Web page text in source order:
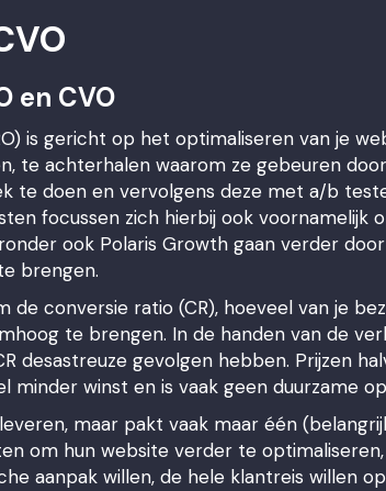
en CVO
is gericht op het optimaliseren van je
te achterhalen waarom ze gebeuren door
te doen en vervolgens deze met a/b
focussen zich hierbij ook
ook Polaris Growth gaan verder
brengen.
de conversie ratio (CR), hoeveel van je
te brengen. In de handen van de
desastreuze gevolgen hebben. Prijzen
minder winst en is vaak geen duurzame
maar pakt vaak maar één
om hun website verder te
aanpak willen, de hele klantreis willen